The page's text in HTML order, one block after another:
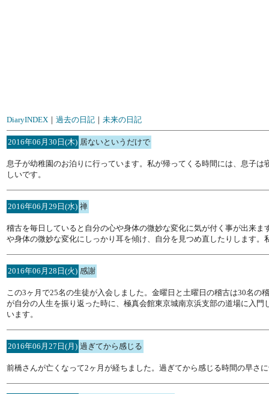
DiaryINDEX ｜ 過去の日記 ｜ 未来の日記
2016年06月30日(木) 居ないというだけで
息子が幼稚園のお泊りに行っています。私が帰ってくる時間には、息子
しいです。
2016年06月29日(水) 禅
稽古を毎日していると自分の心や身体の微妙な変化に気が付く事が出来
や身体の微妙な変化にしっかり耳を傾け、自分を見つめ直したりします
2016年06月28日(火) 感謝
この3ヶ月で25名の生徒が入会しました。金曜日と土曜日の稽古は30名
が自分の人生を振り返った時に、極真会館東京城南京浜支部の道場に入
います。
2016年06月27日(月) 過ぎてから感じる
前橋さんが亡くなって2ヶ月が経ちました。過ぎてから感じる時間の早さ